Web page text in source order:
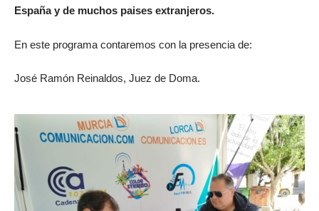
España y de muchos paises extranjeros.
En este programa contaremos con la presencia de:
José Ramón Reinaldos, Juez de Doma.